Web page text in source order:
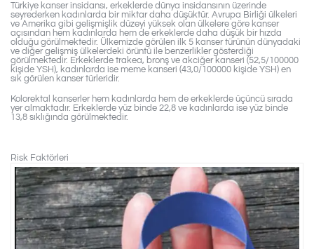
Türkiye kanser insidansı, erkeklerde dünya insidansının üzerinde
seyrederken kadınlarda bir miktar daha düşüktür. Avrupa Birliği ülkeleri
ve Amerika gibi gelişmişlik düzeyi yüksek olan ülkelere göre kanser
açısından hem kadınlarda hem de erkeklerde daha düşük bir hızda
olduğu görülmektedir. Ülkemizde görülen ilk 5 kanser türünün dünyadaki
ve diğer gelişmiş ülkelerdeki örüntü ile benzerlikler gösterdiği
görülmektedir. Erkeklerde trakea, bronş ve akciğer kanseri (52,5/100000
kişide YSH), kadınlarda ise meme kanseri (43,0/100000 kişide YSH) en
sık görülen kanser türleridir.
Kolorektal kanserler hem kadınlarda hem de erkeklerde üçüncü sırada
yer almaktadır. Erkeklerde yüz binde 22,8 ve kadınlarda ise yüz binde
13,8 sıklığında görülmektedir.
Risk Faktörleri